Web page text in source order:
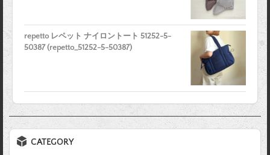
repetto レペット ナイロントート 51252-5-
50387 (repetto_51252-5-50387)
CATEGORY